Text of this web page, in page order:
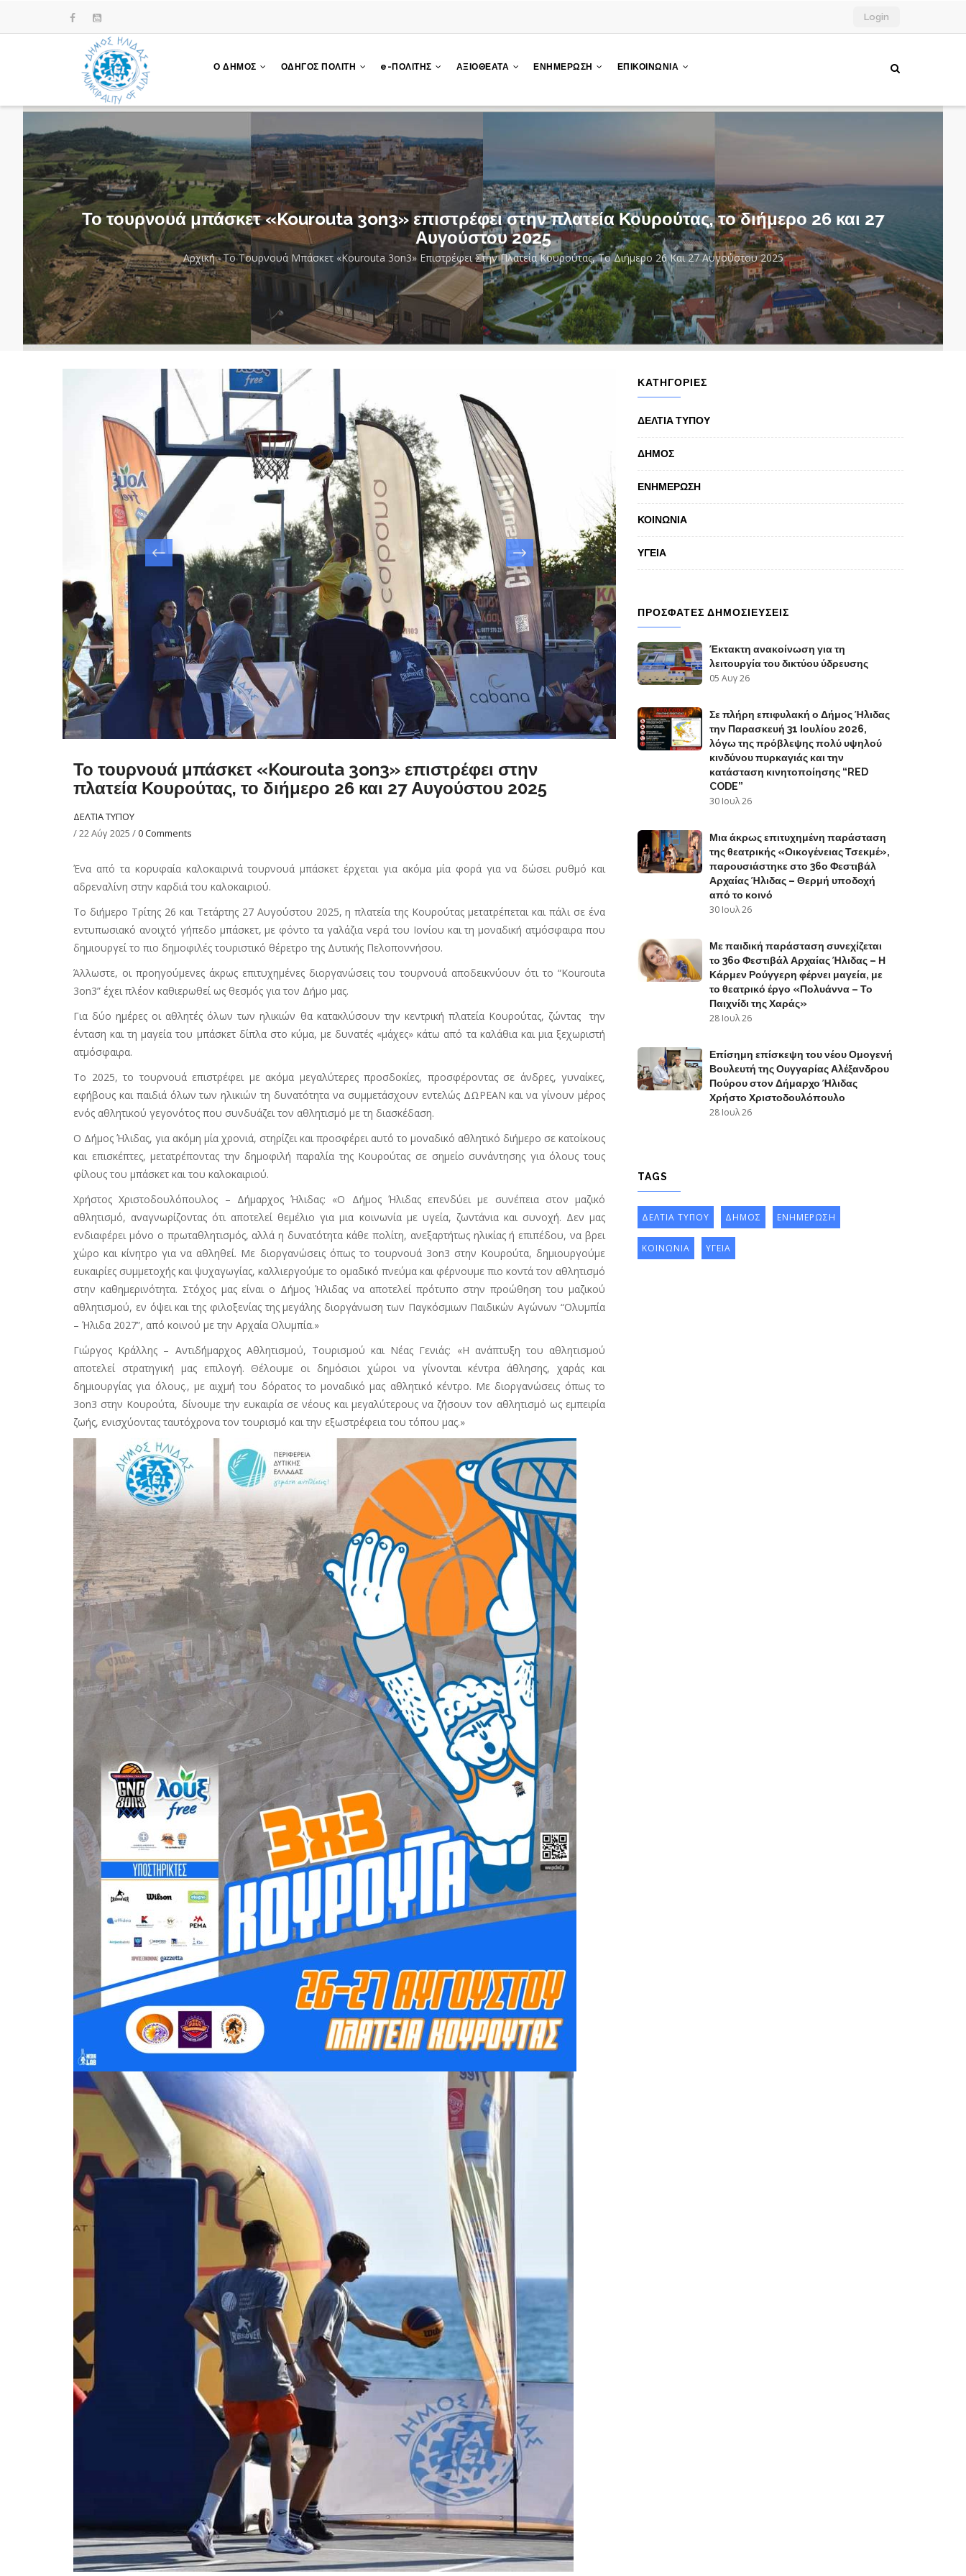
Login
Ο ΔΗΜΟΣ ΟΔΗΓΟΣ ΠΟΛΙΤΗ e-ΠΟΛΙΤΗΣ ΑΞΙΟΘΕΑΤΑ ΕΝΗΜΕΡΩΣΗ ΕΠΙΚΟΙΝΩΝΙΑ
Το τουρνουά μπάσκετ «Kourouta 3on3» επιστρέφει στην πλατεία Κουρούτας, το διήμερο 26 και 27
Αυγούστου 2025
Breadcrumb
Αρχική -Το Τουρνουά Μπάσκετ «Kourouta 3on3» Επιστρέφει Στην Πλατεία Κουρούτας, Το Διήμερο 26 Και 27 Αυγούστου 2025
Το τουρνουά μπάσκετ «Kourouta 3on3» επιστρέφει στην
πλατεία Κουρούτας, το διήμερο 26 και 27 Αυγούστου 2025
ΔΕΛΤΙΑ ΤΥΠΟΥ
/22 Αύγ 2025 /0 Comments
Ένα από τα κορυφαία καλοκαιρινά τουρνουά μπάσκετ έρχεται για ακόμα μία φορά για να δώσει ρυθμό και
αδρεναλίνη στην καρδιά του καλοκαιριού.
Το διήμερο Τρίτης 26 και Τετάρτης 27 Αυγούστου 2025, η πλατεία της Κουρούτας μετατρέπεται και πάλι σε ένα
εντυπωσιακό ανοιχτό γήπεδο μπάσκετ, με φόντο τα γαλάζια νερά του Ιονίου και τη μοναδική ατμόσφαιρα που
δημιουργεί το πιο δημοφιλές τουριστικό θέρετρο της Δυτικής Πελοποννήσου.
Άλλωστε, οι προηγούμενες άκρως επιτυχημένες διοργανώσεις του τουρνουά αποδεικνύουν ότι το “Kourouta
3on3” έχει πλέον καθιερωθεί ως θεσμός για τον Δήμο μας.
Για δύο ημέρες οι αθλητές όλων των ηλικιών θα κατακλύσουν την κεντρική πλατεία Κουρούτας, ζώντας
την
ένταση και τη μαγεία του μπάσκετ δίπλα στο κύμα, με δυνατές «μάχες» κάτω από τα καλάθια και μια ξεχωριστή
ατμόσφαιρα.
Το 2025, το τουρνουά επιστρέφει με ακόμα μεγαλύτερες προσδοκίες, προσφέροντας σε άνδρες, γυναίκες,
εφήβους και παιδιά όλων των ηλικιών τη δυνατότητα να συμμετάσχουν εντελώς ΔΩΡΕΑΝ και να γίνουν μέρος
ενός αθλητικού γεγονότος που συνδυάζει τον αθλητισμό με τη διασκέδαση.
Ο Δήμος Ήλιδας, για ακόμη μία χρονιά, στηρίζει και προσφέρει αυτό το μοναδικό αθλητικό διήμερο σε κατοίκους
και επισκέπτες, μετατρέποντας την δημοφιλή παραλία της Κουρούτας σε σημείο συνάντησης για όλους τους
φίλους του μπάσκετ και του καλοκαιριού.
Χρήστος Χριστοδουλόπουλος – Δήμαρχος Ήλιδας: «Ο Δήμος Ήλιδας επενδύει με συνέπεια στον μαζικό
αθλητισμό, αναγνωρίζοντας ότι αποτελεί θεμέλιο για μια κοινωνία με υγεία, ζωντάνια και συνοχή. Δεν μας
ενδιαφέρει μόνο ο πρωταθλητισμός, αλλά η δυνατότητα κάθε πολίτη, ανεξαρτήτως ηλικίας ή επιπέδου, να βρει
χώρο και κίνητρο για να αθληθεί. Με διοργανώσεις όπως το τουρνουά 3on3 στην Κουρούτα, δημιουργούμε
ευκαιρίες συμμετοχής και ψυχαγωγίας, καλλιεργούμε το ομαδικό πνεύμα και φέρνουμε πιο κοντά τον αθλητισμό
στην καθημερινότητα. Στόχος μας είναι ο Δήμος Ήλιδας να αποτελεί πρότυπο στην προώθηση του μαζικού
αθλητισμού, εν όψει και της φιλοξενίας της μεγάλης διοργάνωση των Παγκόσμιων Παιδικών Αγώνων “Ολυμπία
– Ήλιδα 2027”, από κοινού με την Αρχαία Ολυμπία.»
Γιώργος Κράλλης – Αντιδήμαρχος Αθλητισμού, Τουρισμού και Νέας Γενιάς: «Η ανάπτυξη του αθλητισμού
αποτελεί στρατηγική μας επιλογή. Θέλουμε οι δημόσιοι χώροι να γίνονται κέντρα άθλησης, χαράς και
δημιουργίας για όλους., με αιχμή του δόρατος το μοναδικό μας αθλητικό κέντρο. Με διοργανώσεις όπως το
3on3 στην Κουρούτα, δίνουμε την ευκαιρία σε νέους και μεγαλύτερους να ζήσουν τον αθλητισμό ως εμπειρία
ζωής, ενισχύοντας ταυτόχρονα τον τουρισμό και την εξωστρέφεια του τόπου μας.»
ΚΑΤΗΓΟΡΙΕΣ
ΔΕΛΤΙΑ ΤΥΠΟΥ
ΔΗΜΟΣ
ΕΝΗΜΕΡΩΣΗ
ΚΟΙΝΩΝΙΑ
ΥΓΕΙΑ
ΠΡΟΣΦΑΤΕΣ ΔΗΜΟΣΙΕΥΣΕΙΣ
Έκτακτη ανακοίνωση για τη
λειτουργία του δικτύου ύδρευσης
05 Αυγ 26
Σε πλήρη επιφυλακή ο Δήμος Ήλιδας
την Παρασκευή 31 Ιουλίου 2026,
λόγω της πρόβλεψης πολύ υψηλού
κινδύνου πυρκαγιάς και την
κατάσταση κινητοποίησης “RED
CODE”
30 Ιουλ 26
Μια άκρως επιτυχημένη παράσταση
της θεατρικής «Οικογένειας Τσεκμέ»,
παρουσιάστηκε στο 36ο Φεστιβάλ
Αρχαίας Ήλιδας – Θερμή υποδοχή
από το κοινό
30 Ιουλ 26
Με παιδική παράσταση συνεχίζεται
το 36ο Φεστιβάλ Αρχαίας Ήλιδας – Η
Κάρμεν Ρούγγερη φέρνει μαγεία, με
το θεατρικό έργο «Πολυάννα – Το
Παιχνίδι της Χαράς»
28 Ιουλ 26
Επίσημη επίσκεψη του νέου Ομογενή
Βουλευτή της Ουγγαρίας Αλέξανδρου
Πούρου στον Δήμαρχο Ήλιδας
Χρήστο Χριστοδουλόπουλο
28 Ιουλ 26
TAGS
ΔΕΛΤΙΑ ΤΥΠΟΥ ΔΗΜΟΣ ΕΝΗΜΕΡΩΣΗ
ΚΟΙΝΩΝΙΑ ΥΓΕΙΑ